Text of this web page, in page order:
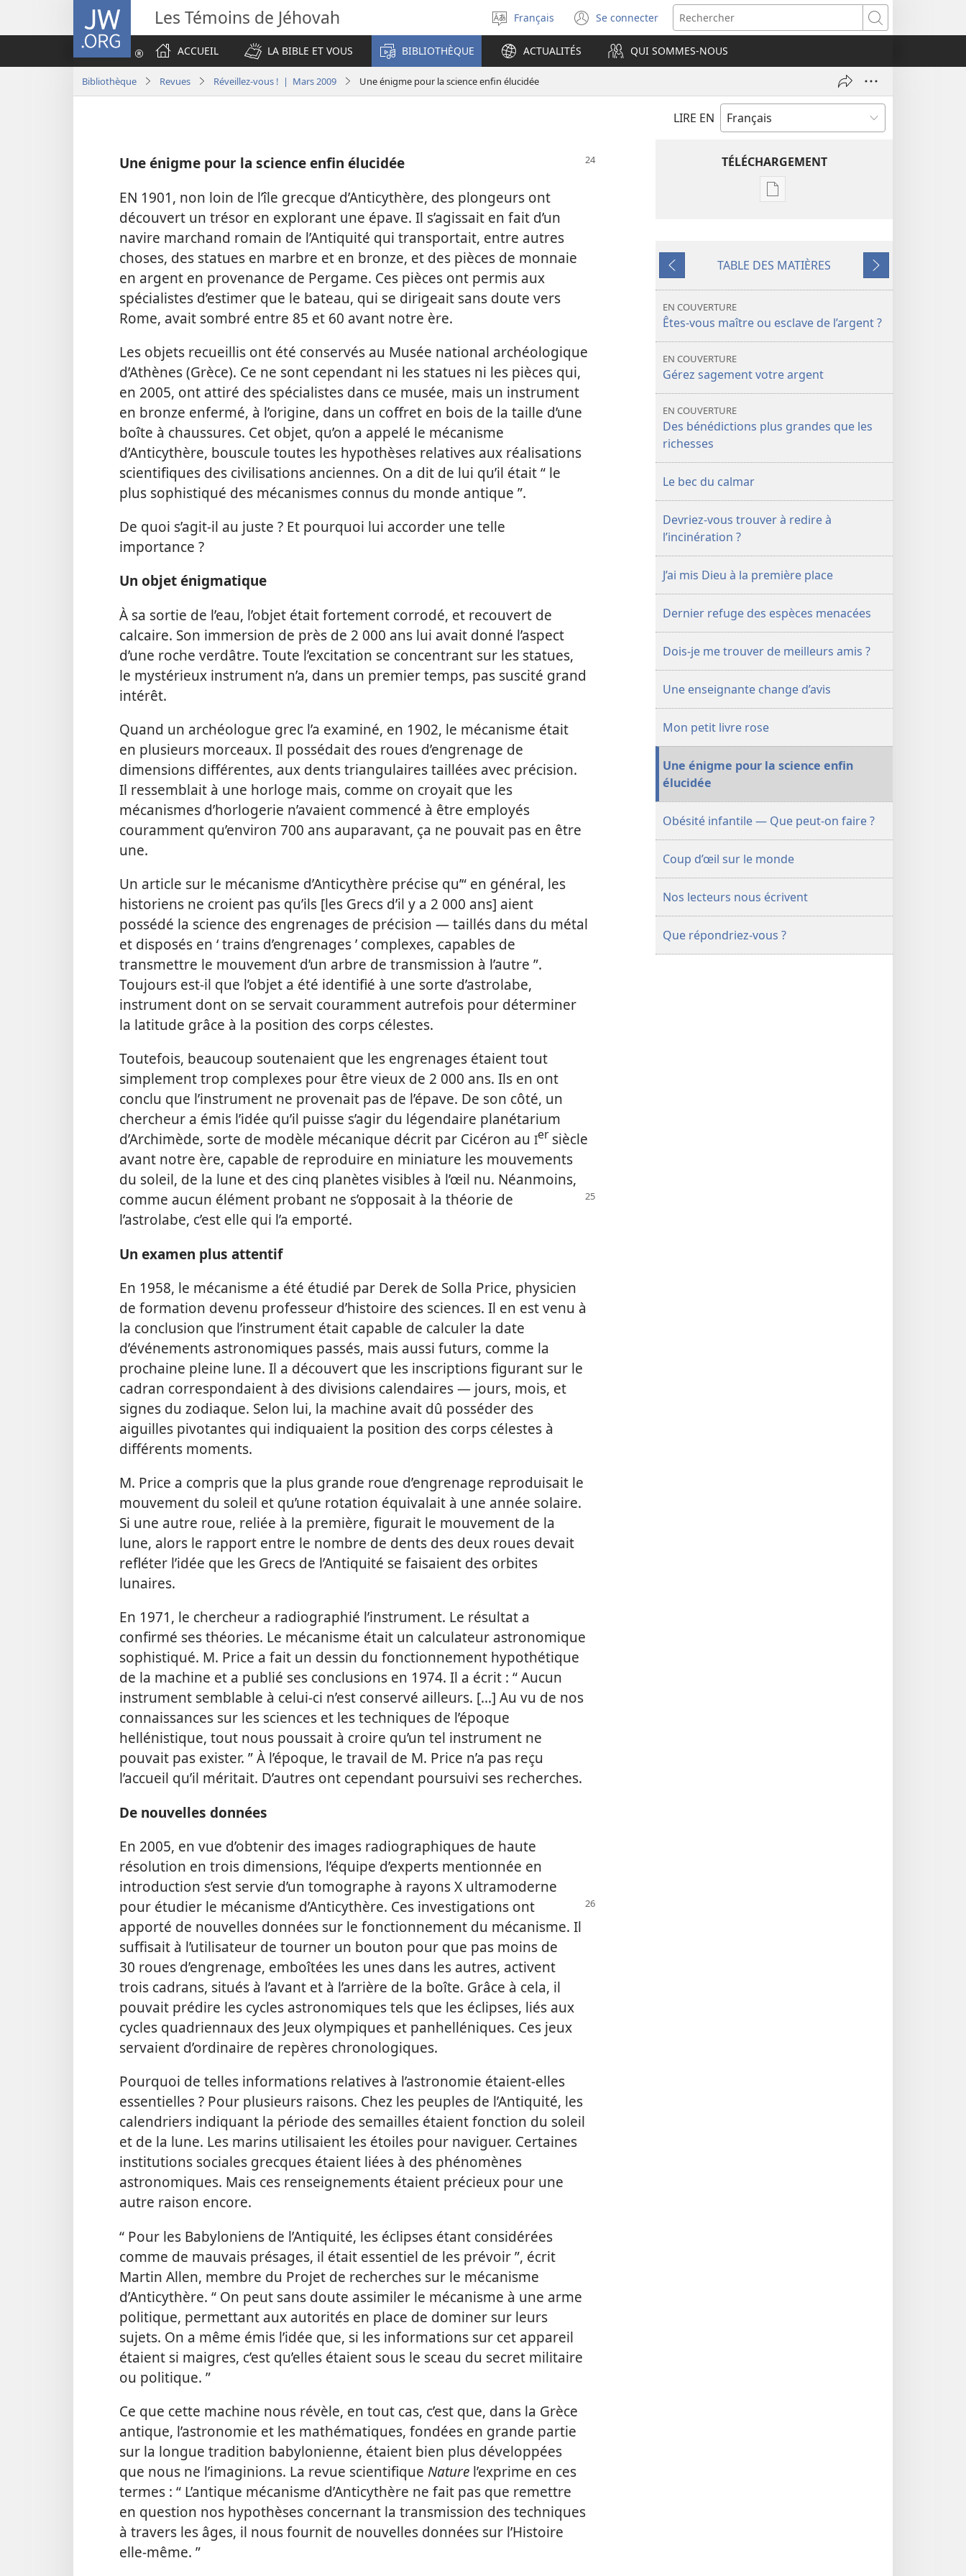
JW.ORG Les Témoins de Jéhovah
Sélectionner
la
langue
Français Se connecter
(ouvre
une
nouvelle
fenêtre)
Rechercher
ACCUEIL
LA BIBLE ET VOUS BIBLIOTHÈQUE ACTUALITÉS QUI SOMMES-NOUS
Bibliothèque Revues Réveillez-vous ! | Mars 2009 Une énigme pour la science enfin élucidée
LIRE EN
Une énigme pour la science enfin élucidée
EN 1901, non loin de l’île grecque d’Anticythère, des plongeurs ont
découvert un trésor en explorant une épave. Il s’agissait en fait d’un
navire marchand romain de l’Antiquité qui transportait, entre autres
choses, des statues en marbre et en bronze, et des pièces de monnaie
en argent en provenance de Pergame. Ces pièces ont permis aux
spécialistes d’estimer que le bateau, qui se dirigeait sans doute vers
Rome, avait sombré entre 85 et 60 avant notre ère.
Les objets recueillis ont été conservés au Musée national archéologique
d’Athènes (Grèce). Ce ne sont cependant ni les statues ni les pièces qui,
en 2005, ont attiré des spécialistes dans ce musée, mais un instrument
en bronze enfermé, à l’origine, dans un coffret en bois de la taille d’une
boîte à chaussures. Cet objet, qu’on a appelé le mécanisme
d’Anticythère, bouscule toutes les hypothèses relatives aux réalisations
scientifiques des civilisations anciennes. On a dit de lui qu’il était “ le
plus sophistiqué des mécanismes connus du monde antique ”.
De quoi s’agit-​il au juste ? Et pourquoi lui accorder une telle
importance ?
Un objet énigmatique
À sa sortie de l’eau, l’objet était fortement corrodé, et recouvert de
calcaire. Son immersion de près de 2 000 ans lui avait donné l’aspect
d’une roche verdâtre. Toute l’excitation se concentrant sur les statues,
le mystérieux instrument n’a, dans un premier temps, pas suscité grand
intérêt.
Quand un archéologue grec l’a examiné, en 1902, le mécanisme était
en plusieurs morceaux. Il possédait des roues d’engrenage de
dimensions différentes, aux dents triangulaires taillées avec précision.
Il ressemblait à une horloge mais, comme on croyait que les
mécanismes d’horlogerie n’avaient commencé à être employés
couramment qu’environ 700 ans auparavant, ça ne pouvait pas en être
une.
Un article sur le mécanisme d’Anticythère précise qu’“ en général, les
historiens ne croient pas qu’ils [les Grecs d’il y a 2 000 ans] aient
possédé la science des engrenages de précision — taillés dans du métal
et disposés en ‘ trains d’engrenages ’ complexes, capables de
transmettre le mouvement d’un arbre de transmission à l’autre ”.
Toujours est-​il que l’objet a été identifié à une sorte d’astrolabe,
instrument dont on se servait couramment autrefois pour déterminer
la latitude grâce à la position des corps célestes.
Toutefois, beaucoup soutenaient que les engrenages étaient tout
simplement trop complexes pour être vieux de 2 000 ans. Ils en ont
conclu que l’instrument ne provenait pas de l’épave. De son côté, un
chercheur a émis l’idée qu’il puisse s’agir du légendaire planétarium
d’Archimède, sorte de modèle mécanique décrit par Cicéron au Ier siècle
avant notre ère, capable de reproduire en miniature les mouvements
du soleil, de la lune et des cinq planètes visibles à l’œil nu. Néanmoins,
comme aucun élément probant ne s’opposait à la théorie de
l’astrolabe, c’est elle qui l’a emporté.
Un examen plus attentif
En 1958, le mécanisme a été étudié par Derek de Solla Price, physicien
de formation devenu professeur d’histoire des sciences. Il en est venu à
la conclusion que l’instrument était capable de calculer la date
d’événements astronomiques passés, mais aussi futurs, comme la
prochaine pleine lune. Il a découvert que les inscriptions figurant sur le
cadran correspondaient à des divisions calendaires — jours, mois, et
signes du zodiaque. Selon lui, la machine avait dû posséder des
aiguilles pivotantes qui indiquaient la position des corps célestes à
différents moments.
M. Price a compris que la plus grande roue d’engrenage reproduisait le
mouvement du soleil et qu’une rotation équivalait à une année solaire.
Si une autre roue, reliée à la première, figurait le mouvement de la
lune, alors le rapport entre le nombre de dents des deux roues devait
refléter l’idée que les Grecs de l’Antiquité se faisaient des orbites
lunaires.
En 1971, le chercheur a radiographié l’instrument. Le résultat a
confirmé ses théories. Le mécanisme était un calculateur astronomique
sophistiqué. M. Price a fait un dessin du fonctionnement hypothétique
de la machine et a publié ses conclusions en 1974. Il a écrit : “ Aucun
instrument semblable à celui-ci n’est conservé ailleurs. [...] Au vu de nos
connaissances sur les sciences et les techniques de l’époque
hellénistique, tout nous poussait à croire qu’un tel instrument ne
pouvait pas exister. ” À l’époque, le travail de M. Price n’a pas reçu
l’accueil qu’il méritait. D’autres ont cependant poursuivi ses recherches.
De nouvelles données
En 2005, en vue d’obtenir des images radiographiques de haute
résolution en trois dimensions, l’équipe d’experts mentionnée en
introduction s’est servie d’un tomographe à rayons X ultramoderne
pour étudier le mécanisme d’Anticythère. Ces investigations ont
apporté de nouvelles données sur le fonctionnement du mécanisme. Il
suffisait à l’utilisateur de tourner un bouton pour que pas moins de
30 roues d’engrenage, emboîtées les unes dans les autres, activent
trois cadrans, situés à l’avant et à l’arrière de la boîte. Grâce à cela, il
pouvait prédire les cycles astronomiques tels que les éclipses, liés aux
cycles quadriennaux des Jeux olympiques et panhelléniques. Ces jeux
servaient d’ordinaire de repères chronologiques.
Pourquoi de telles informations relatives à l’astronomie étaient-​elles
essentielles ? Pour plusieurs raisons. Chez les peuples de l’Antiquité, les
calendriers indiquant la période des semailles étaient fonction du soleil
et de la lune. Les marins utilisaient les étoiles pour naviguer. Certaines
institutions sociales grecques étaient liées à des phénomènes
astronomiques. Mais ces renseignements étaient précieux pour une
autre raison encore.
“ Pour les Babyloniens de l’Antiquité, les éclipses étant considérées
comme de mauvais présages, il était essentiel de les prévoir ”, écrit
Martin Allen, membre du Projet de recherches sur le mécanisme
d’Anticythère. “ On peut sans doute assimiler le mécanisme à une arme
politique, permettant aux autorités en place de dominer sur leurs
sujets. On a même émis l’idée que, si les informations sur cet appareil
étaient si maigres, c’est qu’elles étaient sous le sceau du secret militaire
ou politique. ”
Ce que cette machine nous révèle, en tout cas, c’est que, dans la Grèce
antique, l’astronomie et les mathématiques, fondées en grande partie
sur la longue tradition babylonienne, étaient bien plus développées
que nous ne l’imaginions. La revue scientifique Nature l’exprime en ces
termes : “ L’antique mécanisme d’Anticythère ne fait pas que remettre
en question nos hypothèses concernant la transmission des techniques
à travers les âges, il nous fournit de nouvelles données sur l’Histoire
elle-​même. ”
TÉLÉCHARGEMENT
Options
publications
VOUS !
Précédent
TABLE DES MATIÈRES
Suivant
EN COUVERTURE
Êtes-vous maître ou esclave de l’argent ?
EN COUVERTURE
Gérez sagement votre argent
EN COUVERTURE
Des bénédictions plus grandes que les
richesses
Le bec du calmar
Devriez-vous trouver à redire à
l’incinération ?
J’ai mis Dieu à la première place
Dernier refuge des espèces menacées
Dois-je me trouver de meilleurs amis ?
Une enseignante change d’avis
Mon petit livre rose
Une énigme pour la science enfin
élucidée
Obésité infantile — Que peut-on faire ?
Coup d’œil sur le monde
Nos lecteurs nous écrivent
Que répondriez-vous ?